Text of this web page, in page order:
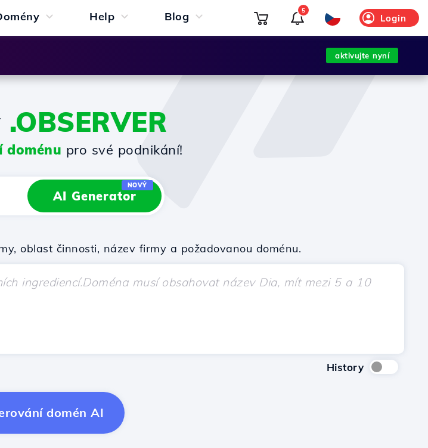
Help Blog Login
5
aktivujte nyní
.OBSERVER
doménu pro své podnikání!
AI Generator
NOVÝ
oblast činnosti, název firmy a požadovanou doménu.
History
domén AI